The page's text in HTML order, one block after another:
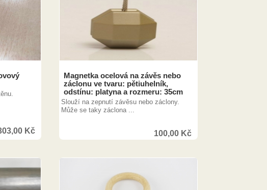
Kč
Magnetka ocelová na závěs nebo
záclonu ve tvaru: pětiuhelník,
odstínu: platyna a rozmeru: 35cm
Slouží na zepnutí závěsu nebo záclony.
Může se taky záclona ...
100,00 Kč